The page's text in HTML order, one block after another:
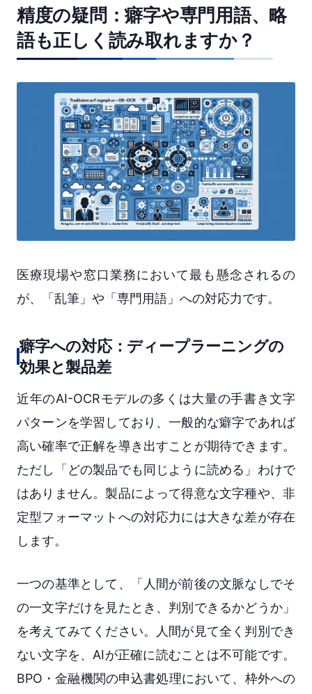
精度の疑問：癖字や専門用語、略
語も正しく読み取れますか？
医療現場や窓口業務において最も懸念されるの
が、「乱筆」や「専門用語」への対応力です。
癖字への対応：ディープラーニングの
効果と製品差
近年のAI-OCRモデルの多くは大量の手書き文字
パターンを学習しており、一般的な癖字であれば
高い確率で正解を導き出すことが期待できます。
ただし「どの製品でも同じように読める」わけで
はありません。製品によって得意な文字種や、非
定型フォーマットへの対応力には大きな差が存在
します。
一つの基準として、「人間が前後の文脈なしでそ
の一文字だけを見たとき、判別できるかどうか」
を考えてみてください。人間が見て全く判別でき
ない文字を、AIが正確に読むことは不可能です。
BPO・金融機関の申込書処理において、枠外への